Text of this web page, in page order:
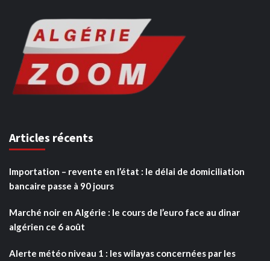
Articles récents
Importation – revente en l’état : le délai de domiciliation
bancaire passe à 90 jours
Marché noir en Algérie : le cours de l’euro face au dinar
algérien ce 6 août
Alerte météo niveau 1 : les wilayas concernées par les